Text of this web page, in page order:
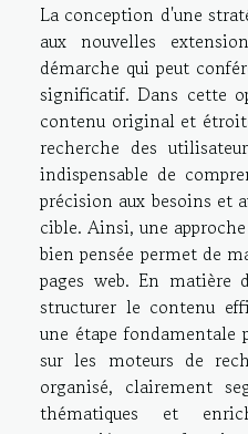
La conception d'une
aux nouvelles
démarche qui peut
significatif. Dans cette
contenu original et
recherche des
indispensable de
précision aux besoins et
cible. Ainsi, une
bien pensée permet de
pages web. En matière
structurer le contenu
une étape
sur les moteurs de
organisé, clairement
thématiques et